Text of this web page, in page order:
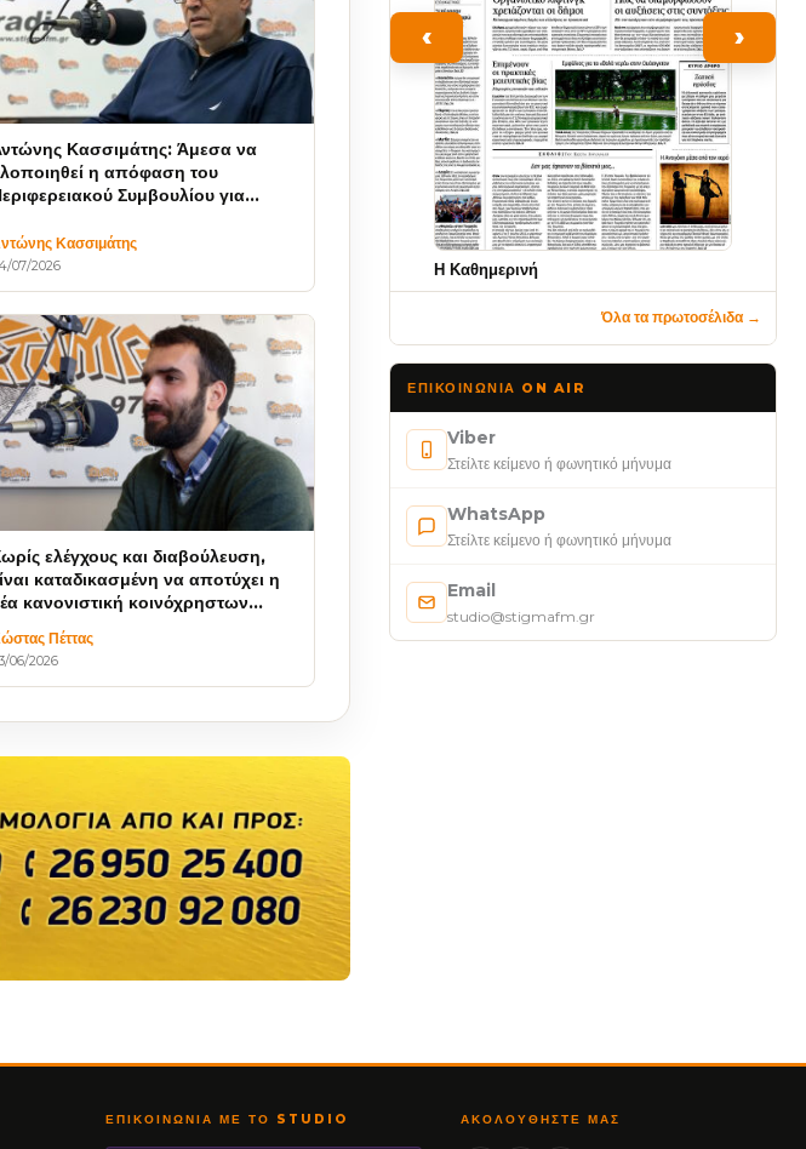
Κασσιμάτης: Άμεσα να
η απόφαση του
Συμβουλίου για
στη Ζάκυνθο
Κασσιμάτης
07/2026
ελέγχους και διαβούλευση,
καταδικασμένη να αποτύχει η
κανονιστική κοινόχρηστων
χώρων
Πέττας
06/2026
‹
Η Καθημερινή
›
Όλα τα πρωτοσέλιδα →
ΕΠΙΚΟΙΝΩΝΊΑ ON AIR
Viber
Στείλτε κείμενο ή φωνητικό μήνυμα
WhatsApp
Στείλτε κείμενο ή φωνητικό μήνυμα
Email
studio@stigmafm.gr
ΕΠΙΚΟΙΝΩΝΊΑ ΜΕ ΤΟ STUDIO ΑΚΟΛΟΥΘΉΣΤΕ ΜΑΣ